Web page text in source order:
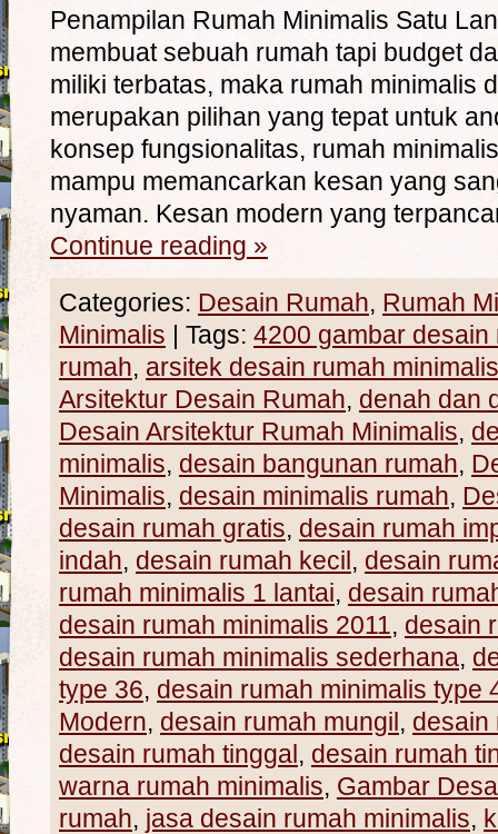
Penampilan Rumah Minimalis Satu
membuat sebuah rumah tapi budget
miliki terbatas, maka rumah minimalis
merupakan pilihan yang tepat untuk
konsep fungsionalitas, rumah
mampu memancarkan kesan yang
nyaman. Kesan modern yang
Continue reading »
Categories: Desain Rumah, Rumah
Minimalis | Tags: 4200 gambar desain
rumah, arsitek desain rumah minimalis
Arsitektur Desain Rumah, denah dan
Desain Arsitektur Rumah Minimalis,
minimalis, desain bangunan rumah,
Minimalis, desain minimalis rumah,
desain rumah gratis, desain rumah
indah, desain rumah kecil, desain
rumah minimalis 1 lantai, desain
desain rumah minimalis 2011, desain
desain rumah minimalis sederhana,
type 36, desain rumah minimalis type
Modern, desain rumah mungil, desain
desain rumah tinggal, desain rumah
warna rumah minimalis, Gambar
rumah, jasa desain rumah minimalis,